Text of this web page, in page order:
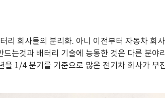
리 회사들의 분리화. 아니 이전부터 자동차 회
드는것과 배터리 기술에 능통한 것은 다른 분야
을 1/4 분기를 기준으로 많은 전기차 회사가 부